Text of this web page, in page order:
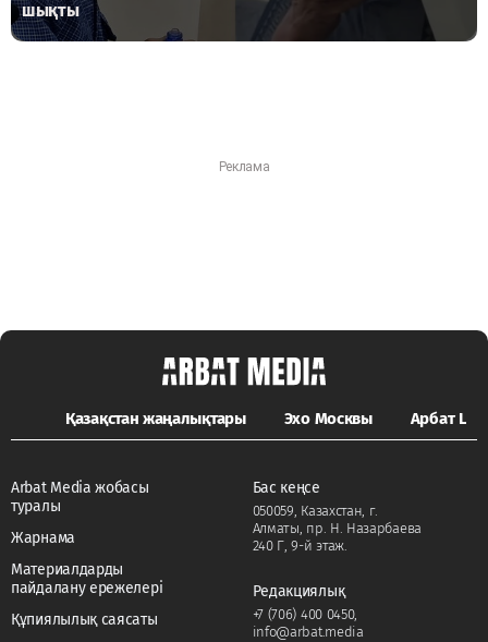
шықты
Қазақстан жаңалықтары Эхо Москвы Арбат LIFE
Arbat Media жобасы
туралы
Жарнама
Материалдарды
пайдалану ережелері
Құпиялылық саясаты
Бас кеңсе
050059, Казахстан, г.
Алматы, пр. Н. Назарбаева
240 Г, 9-й этаж.
Редакциялық
+7 (706) 400 0450,
info@arbat.media